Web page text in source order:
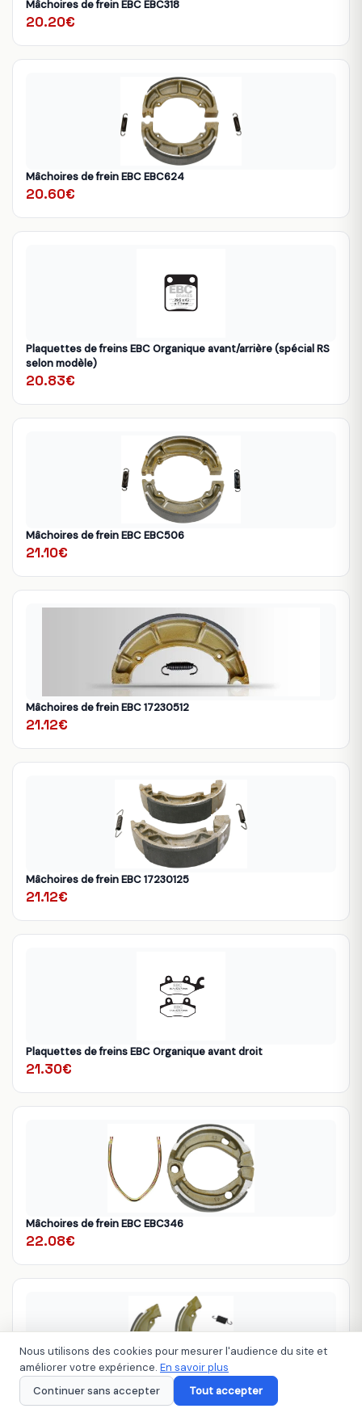
Mâchoires de frein EBC EBC318
20.20€
Mâchoires de frein EBC EBC624
20.60€
Plaquettes de freins EBC Organique avant/arrière (spécial RS
selon modèle)
20.83€
Mâchoires de frein EBC EBC506
21.10€
Mâchoires de frein EBC 17230512
21.12€
Mâchoires de frein EBC 17230125
21.12€
Plaquettes de freins EBC Organique avant droit
21.30€
Mâchoires de frein EBC EBC346
22.08€
Mâchoires de frein EBC EBC340
Nous utilisons des cookies pour mesurer l'audience du site et
améliorer votre expérience. En savoir plus
Continuer sans accepter
Tout accepter